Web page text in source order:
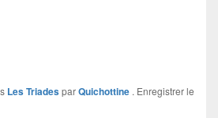
Les TriadesparQuichottine . Enregistrer le